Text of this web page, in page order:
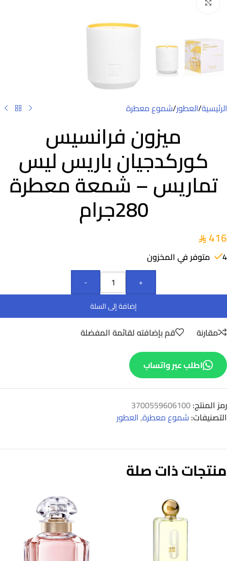
الرئيسية/العطور/شموع معطرة
ميزون فرانسيس
كوركدجيان باريس ليس
تماريس – شمعة معطرة
280جرام
416
4 متوفر في المخزون
-
+
إضافة إلى السلة
مقارنة قم بإضافته لقائمة المفضلة
اطلب عبر واتساب
رمز المنتج:3700559606100
التصنيفات: شموع معطرة,العطور
منتجات ذات صلة